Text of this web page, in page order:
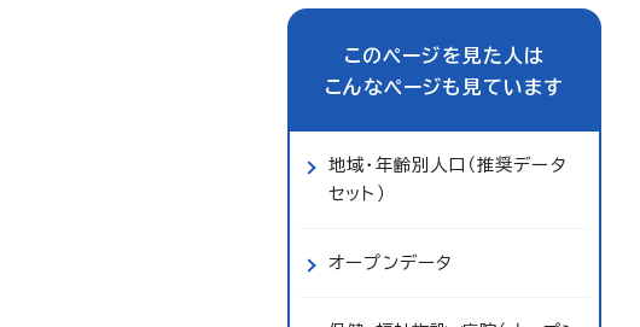
このページを見た人は
こんなページも見ています
地域・年齢別人口（推奨データ
セット）
オープンデータ